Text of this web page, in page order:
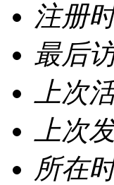
注册
最后
上次
上次
所在